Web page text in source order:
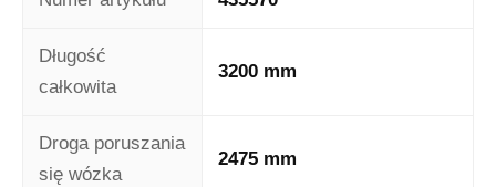
Długość
całkowita
3200 mm
Droga poruszania
się wózka
2475 mm